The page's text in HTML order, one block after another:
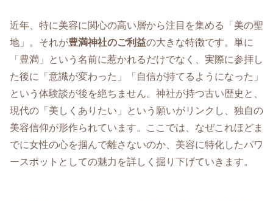
近年、特に美容に関心の高い層から注目を集める「美の聖
地」。それが豊満神社のご利益の大きな特徴です。単に
「豊満」という名前に惹かれるだけでなく、実際に参拝し
た後に「意識が変わった」「自信が持てるようになった」
という体験談が後を絶ちません。神社が持つ古い歴史と、
現代の「美しくありたい」という願いがリンクし、独自の
美容信仰が形作られています。ここでは、なぜこれほどま
でに女性の心を掴んで離さないのか、美容に特化したパワ
ースポットとしての魅力を詳しく掘り下げていきます。